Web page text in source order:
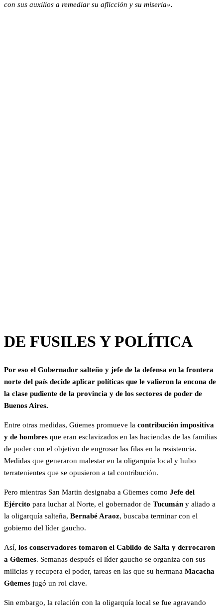
con sus auxilios a remediar su aflicción y su miseria».
DE FUSILES Y POLÍTICA
Por eso el Gobernador salteño y jefe de la defensa en la frontera
norte del país decide aplicar políticas que le valieron la encona de
la clase pudiente de la provincia y de los sectores de poder de
Buenos Aires.
Entre otras medidas, Güemes promueve la contribución impositiva
y de hombres que eran esclavizados en las haciendas de las familias
de poder con el objetivo de engrosar las filas en la resistencia.
Medidas que generaron malestar en la oligarquía local y hubo
terratenientes que se opusieron a tal contribución.
Pero mientras San Martin designaba a Güemes como Jefe del
Ejército para luchar al Norte, el gobernador de Tucumán y aliado a
la oligarquía salteña, Bernabé Araoz, buscaba terminar con el
gobierno del líder gaucho.
Así, los conservadores tomaron el Cabildo de Salta y derrocaron
a Güemes. Semanas después el líder gaucho se organiza con sus
milicias y recupera el poder, tareas en las que su hermana Macacha
Güemes jugó un rol clave.
Sin embargo, la relación con la oligarquía local se fue agravando